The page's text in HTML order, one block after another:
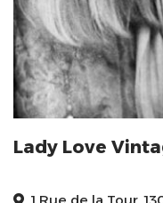
Lady Love
1 Rue de la Tour,